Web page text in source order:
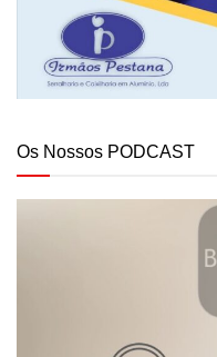
Os Nossos PODCAST